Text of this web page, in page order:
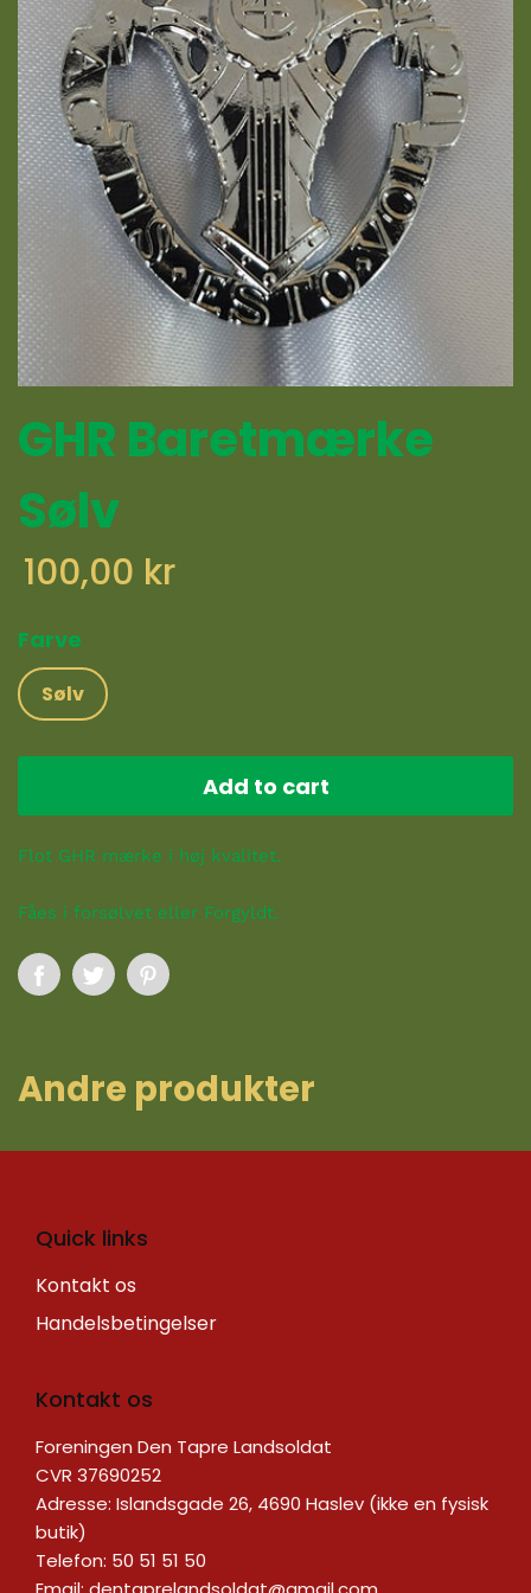
GHR Baretmærke
Sølv
100,00 kr
Farve
Sølv
Add to cart
Flot GHR mærke i høj kvalitet.
Fåes i forsølvet eller Forgyldt.
A ndre produkter
Quick links
Kontakt os
Handelsbetingelser
Kontakt os
Foreningen Den Tapre Landsoldat
CVR 37690252
Adresse: Islandsgade 26, 4690 Haslev (ikke en fysisk
butik)
Telefon: 50 51 51 50